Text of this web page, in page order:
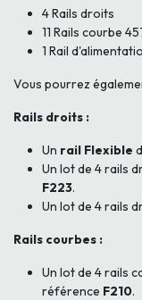
4 Rails droits
11 Rails courbe
1 Rail
Vous pourrez
Rails droits :
Un rail Flexible
Un lot de 4 rails
F223.
Un lot de 4 rails
Rails courbes :
Un lot de 4 rails
référence F210.